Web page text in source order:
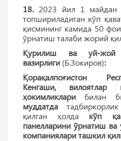
18.2023 йил 1 майдан
топшириладиган кўп
қисмининг камида 50
ўрнатиш талаби жорий
Қурилиш ва уй-жой
вазирлиги (Б.Зокиров):
Қорақалпоғистон
Кенгаши,
ҳокимликлари билан
муддатда
қилган ҳолда кўп
панелларини ўрнатиш ва
компаниялари ташкил